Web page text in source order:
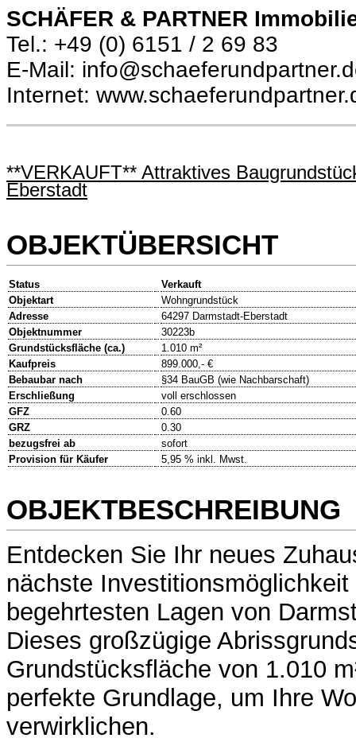
SCHÄFER & PARTNER
Tel.: +49 (0) 6151 / 2 69 83
E-Mail:
Internet:
**VERKAUFT** Attraktives
Eberstadt
OBJEKTÜBERSICHT
Status
Verkauft
Objektart
Wohngrundstück
Adresse
64297 Darmstadt-Eberstadt
Objektnummer
30223b
Grundstücksfläche (ca.)
1.010 m²
Kaufpreis
899.000,- €
Bebaubar nach
§34 BauGB (wie Nachbarschaft)
Erschließung
voll erschlossen
GFZ
0.60
GRZ
0.30
bezugsfrei ab
sofort
Provision für Käufer
5,95 % inkl. Mwst.
OBJEKTBESCHREIBUNG
Entdecken Sie Ihr neues
nächste
begehrtesten Lagen von
Dieses großzügige
Grundstücksfläche von 1.010
perfekte Grundlage, um Ihre
verwirklichen.